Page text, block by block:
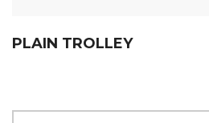
PLAIN TROLLEY